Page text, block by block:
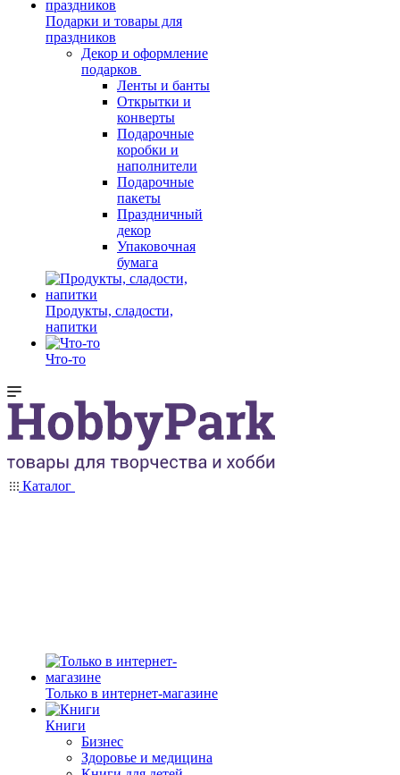
Подарки и товары для
праздников
Декор и оформление
подарков
Ленты и банты
Открытки и
конверты
Подарочные
коробки и
наполнители
Подарочные
пакеты
Праздничный
декор
Упаковочная
бумага
Продукты, сладости,
напитки
Что-то
Каталог
Только в интернет-магазине
Книги
Бизнес
Здоровье и медицина